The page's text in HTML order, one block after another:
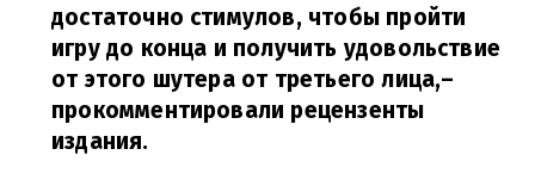
достаточно стимулов, чтобы пройти
игру до конца и получить удовольствие
от этого шутера от третьего лица,–
прокомментировали рецензенты
издания.